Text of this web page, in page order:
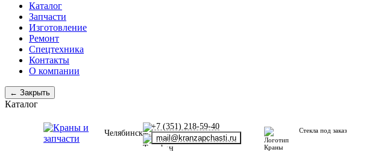
Каталог
Запчасти
Изготовление
Ремонт
Спецтехника
Контакты
О компании
← Закрыть
Каталог
Челябинск
+7 (351) 218-59-40
mail@kranzapchasti.ru
Стекла под заказ